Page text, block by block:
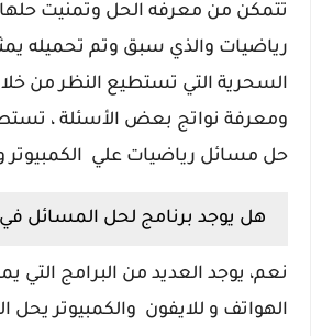
تتمكن من معرفه الحل وتمنيت
رياضيات والذي سبق وتم تحميله
السحرية التي تستطيع النظر من
ومعرفة نواتج بعض الأسئلة ،
حل مسائل رياضيات علي الكمبيوتر و
هل يوجد برنامج لحل المسائل في
نعم، يوجد العديد من البرامج التي
الهواتف و للايفون والكمبيوتر يحل